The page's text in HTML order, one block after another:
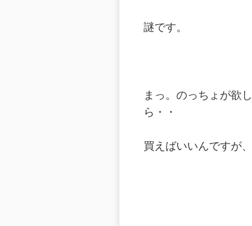
謎です。
まっ。のっちょが欲
ら・・
買えばいいんですが